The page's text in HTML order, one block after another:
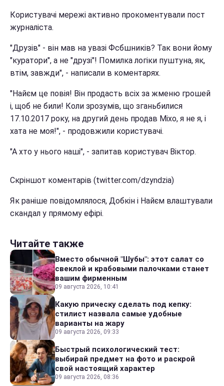
Користувачі мережі активно прокоментували пост
журналіста.
"Друзів" - він мав на увазі Фсбшників? Так вони йому
"куратори", а не "друзі"! Помилка логіки пуштуна, як,
втім, завжди", - написали в коментарях.
"Найєм це повія! Він продасть всіх за жменю грошей
і, щоб не били! Коли зрозумів, що зганьбилися
17.10.2017 року, на другий день продав Міхо, я не я, і
хата не моя!", - продовжили користувачі.
"А хто у нього наші", - запитав користувач Віктор.
Скріншот коментарів (twitter.com/dzyndzia)
Як раніше повідомлялося, Добкін і Найєм влаштували
скандал у прямому ефірі.
Читайте также
Вместо обычной "Шубы": этот салат со
свеклой и крабовыми палочками станет
вашим фирменным
09 августа 2026, 10:41
Какую прическу сделать под кепку:
стилист назвала самые удобные
варианты на жару
09 августа 2026, 09:33
Быстрый психологический тест:
выбирай предмет на фото и раскрой
свой настоящий характер
09 августа 2026, 08:36